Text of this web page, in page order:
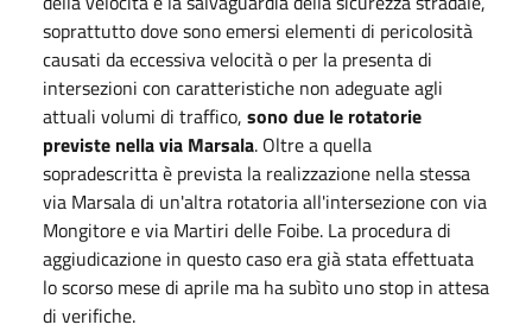
soprattutto dove sono emersi elementi di pericolosità
causati da eccessiva velocità o per la presenta di
intersezioni con caratteristiche non adeguate agli
attuali volumi di traffico, sono due le rotatorie
previste nella via Marsala. Oltre a quella
sopradescritta è prevista la realizzazione nella stessa
via Marsala di un'altra rotatoria all'intersezione con via
Mongitore e via Martiri delle Foibe. La procedura di
aggiudicazione in questo caso era già stata effettuata
lo scorso mese di aprile ma ha subìto uno stop in attesa
di verifiche.